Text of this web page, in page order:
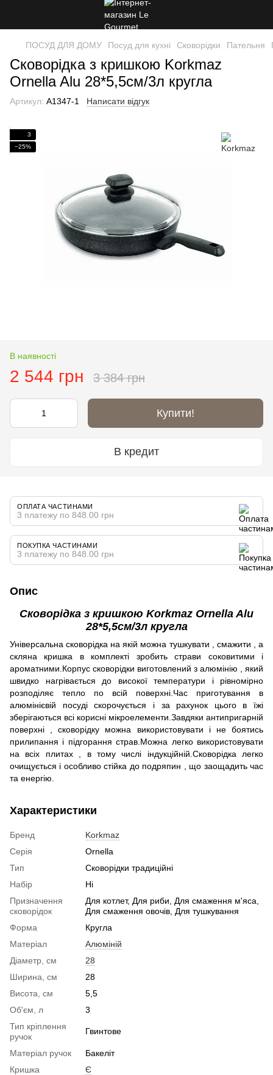
ПОСУД ДЛЯ ДОМУ Посуд для кухні Сковорідки Пательня
Сковорідка з кришкою Korkmaz
Ornella Alu 28*5,5см/3л кругла
Артикул: A1347-1 Написати відгук
3
−25%
В наявності
2 544 грн 3 384 грн
Купити!
В кредит
ОПЛАТА ЧАСТИНАМИ
3 платежу по 848.00 грн
ПОКУПКА ЧАСТИНАМИ
3 платежу по 848.00 грн
Опис
Сковорідка з кришкою Korkmaz Ornella Alu
28*5,5см/3л кругла
Універсальна сковорідка на якій можна тушкувати , смажити , а
скляна кришка в комплекті зробить страви соковитими і
ароматними.Корпус сковорідки виготовлений з алюмінію , який
швидко нагрівається до високої температури і рівномірно
розподіляє тепло по всій поверхні.Час приготування в
алюмінієвій посуді скорочується і за рахунок цього в їжі
зберігаються всі корисні мікроелементи.Завдяки антипригарній
поверхні , сковорідку можна використовувати і не боятись
прилипання і підгорання страв.Можна легко використовувати
на всіх плитах , в тому числі індукційній.Сковорідка легко
очищується і особливо стійка до подряпин , що заощадить час
та енергію.
Характеристики
Бренд
Korkmaz
Серія
Ornella
Тип
Сковорідки традиційні
Набір
Ні
Призначення
сковорідок
Для котлет, Для риби, Для смаження м'яса,
Для смаження овочів, Для тушкування
Форма
Кругла
Матеріал
Алюміній
Діаметр, см
28
Ширина, см
28
Висота, см
5,5
Об'єм, л
3
Тип кріплення
ручок
Гвинтове
Матеріал ручок
Бакеліт
Кришка
Є